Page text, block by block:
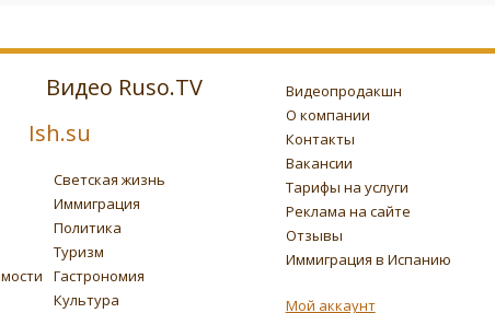
Видео Ruso.TV
Ish.su
Светская жизнь
Иммиграция
Политика
Туризм
Гастрономия
Культура
Видеопродакшн
О компании
Контакты
Вакансии
Тарифы на услуги
Реклама на сайте
Отзывы
Иммиграция в Испанию
Мой аккаунт